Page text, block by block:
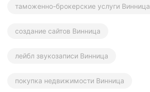
таможенно-брокерские услуги Винница
создание сайтов Винница
лейбл звукозаписи Винница
покупка недвижимости Винница